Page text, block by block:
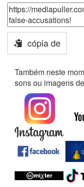
cópia de
Também neste
sons ou imagens